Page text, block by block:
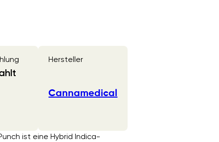
Hersteller
Cannamedical
ist eine Hybrid Indica-